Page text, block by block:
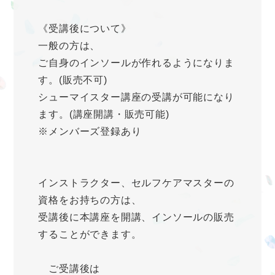
《受講後について》
一般の方は、
ご自身のインソールが作れるようになりま
す。(販売不可)
シューマイスター講座の受講が可能になり
ます。(講座開講・販売可能)
※メンバーズ登録あり
インストラクター、セルフケアマスターの
資格をお持ちの方は、
受講後に本講座を開講、インソールの販売
することができます。
ご受講後は